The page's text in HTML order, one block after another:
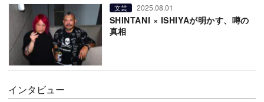
文芸 2025.08.01
SHINTANI × ISHIYAが明かす、噂の
真相
インタビュー